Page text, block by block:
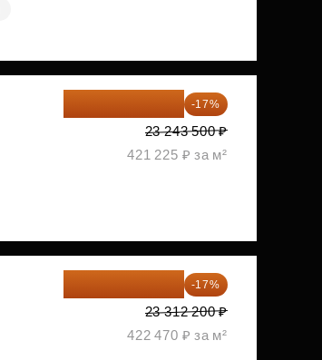
-17%
23 243 500 ₽
421 225 ₽ за м²
-17%
23 312 200 ₽
422 470 ₽ за м²